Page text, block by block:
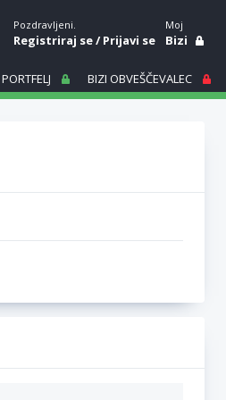
Pozdravljeni.
Registriraj se/Prijavi se
Moj
Bizi
BIZI OBVEŠČEVALEC